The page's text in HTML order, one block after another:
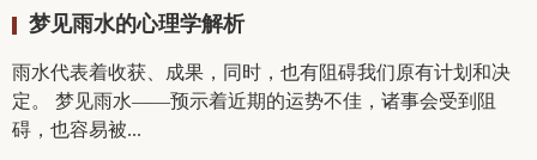
梦见雨水的心理学解析
雨水代表着收获、成果，同时，也有阻碍我们原有计划和决
定。 梦见雨水——预示着近期的运势不佳，诸事会受到阻
碍，也容易被...